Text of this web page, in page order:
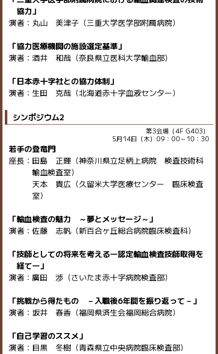
協力」
演者：丸山 美津子（三重大学医学部附属病院）
「協力医療機関の施設選定基準」
演者：酒井 和哉（奈良県立医科大学輸血部）
「日本赤十字社との協力体制」
演者：生田 克哉（北海道赤十字血液センター）
シンポジウム2
第3会場（4F G403）
5月14日（木）09：00～10：30
若手の登竜門
座長：田島 正輝（神奈川県立足柄上病院 検査技術科
輸血検査室）
天本 貴広（久留米大学医療センター 臨床検査
室）
「輸血検査の魅力 ～夢とメッセージ～」
演者：佐藤 志帆（新百合ヶ丘総合病院臨床検査科）
「技師としての将来を考える―認定輸血検査技師取得を
経て―」
演者：廣田 渉（さいたま赤十字病院検査部）
「挑戦から得たもの －入職後6年間を振り返って－」
演者：坂井 春香（福岡県済生会福岡総合病院）
「自己学習のススメ」
演者：目黒 冬樹（青森県立中央病院臨床検査部）